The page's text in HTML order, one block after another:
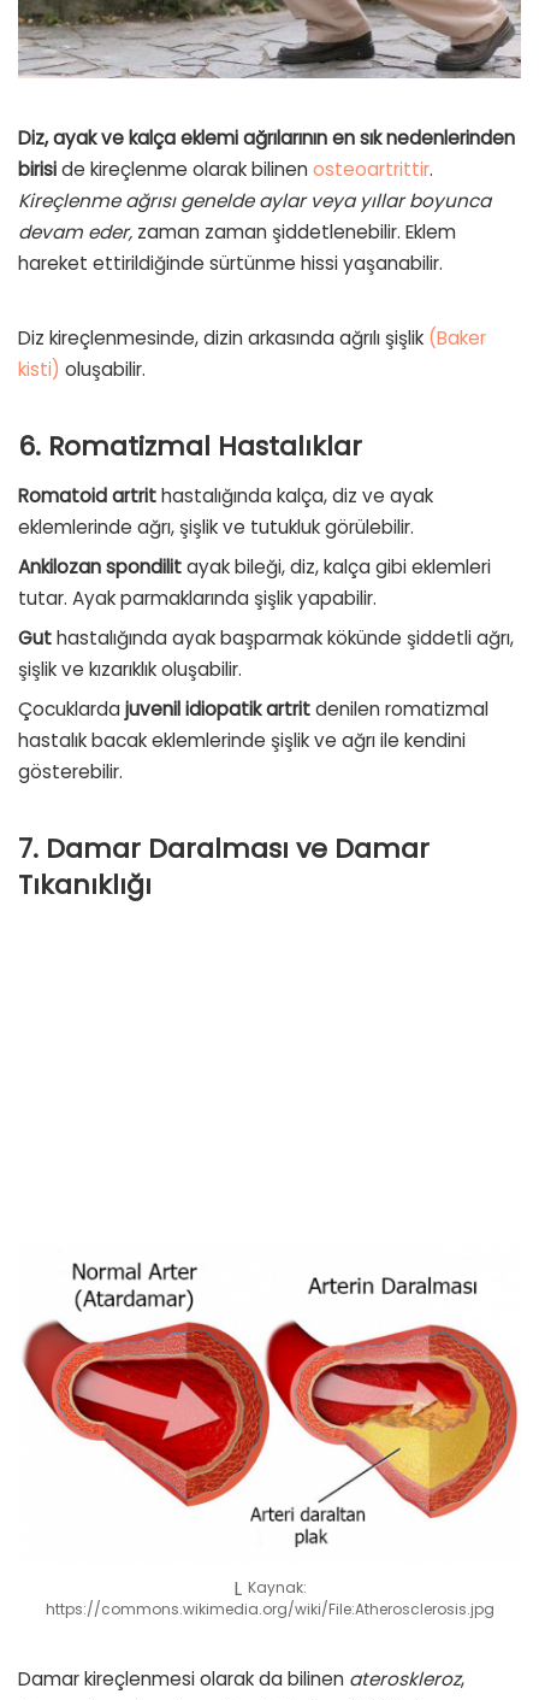
Diz, ayak ve kalça eklemi ağrılarının en sık nedenlerinden
biriside kireçlenme olarak bilinen osteoartrittir.
Kireçlenme ağrısı genelde aylar veya yıllar boyunca
devam eder, zaman zaman şiddetlenebilir. Eklem
hareket ettirildiğinde sürtünme hissi yaşanabilir.
Diz kireçlenmesinde, dizin arkasında ağrılı şişlik (Baker
kisti) oluşabilir.
6. Romatizmal Hastalıklar
Romatoid artrithastalığında kalça, diz ve ayak
eklemlerinde ağrı, şişlik ve tutukluk görülebilir.
Ankilozan spondilitayak bileği, diz, kalça gibi eklemleri
tutar. Ayak parmaklarında şişlik yapabilir.
Guthastalığında ayak başparmak kökünde şiddetli ağrı,
şişlik ve kızarıklık oluşabilir.
Çocuklarda juvenil idiopatik artritdenilen romatizmal
hastalık bacak eklemlerinde şişlik ve ağrı ile kendini
gösterebilir.
7. Damar Daralması ve Damar
Tıkanıklığı
Kaynak:
https://commons.wikimedia.org/wiki/File:Atherosclerosis.jpg
Damar kireçlenmesi olarak da bilinen ateroskleroz,